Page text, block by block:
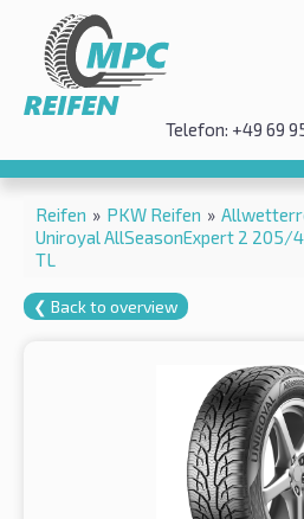
Telefon: +49 69
Reifen » PKW Reifen »
Uniroyal AllSeasonExpert 2 205/
TL
❮ Back to overview